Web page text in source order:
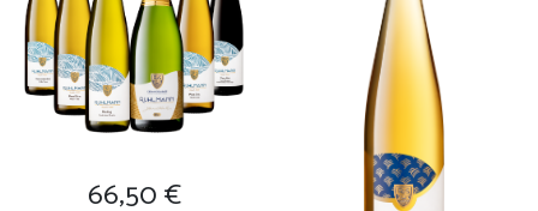
66,50€